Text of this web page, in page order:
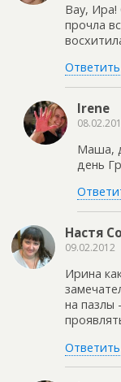
Вау, Ира!
прочла
Ответить
Irene
Маша,
день
Настя
09.02.2012
Ирина
на пазлы
Ответить